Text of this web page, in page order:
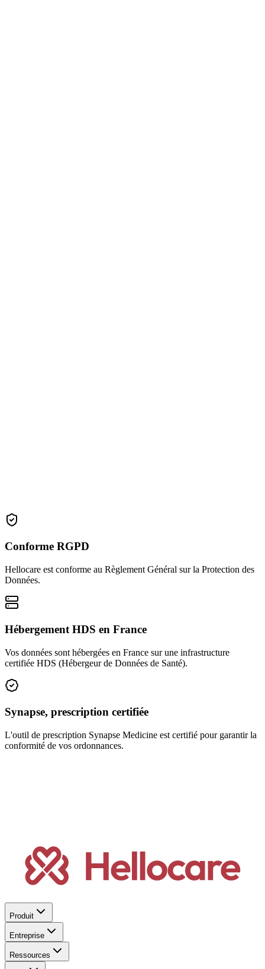
Conforme RGPD
Hellocare est conforme au Règlement Général sur la Protection des
Données.
Hébergement HDS en France
Vos données sont hébergées en France sur une infrastructure
certifiée HDS (Hébergeur de Données de Santé).
Synapse, prescription certifiée
L'outil de prescription Synapse Medicine est certifié pour garantir la
conformité de vos ordonnances.
Produit
Entreprise
Ressources